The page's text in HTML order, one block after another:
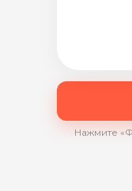
Нажмите